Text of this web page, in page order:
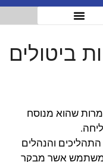
ביטולים
שהוא מנוסח
והנהלים
משתמש אשר מבקר